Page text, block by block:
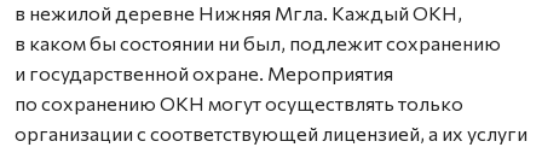
в нежилой деревне Нижняя Мгла. Каждый ОКН,
в каком бы состоянии ни был, подлежит сохранению
и государственной охране. Мероприятия
по сохранению ОКН могут осуществлять только
организации с соответствующей лицензией, а их услуги